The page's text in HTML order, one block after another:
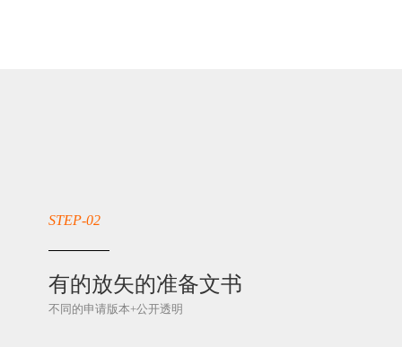
STEP-02
有的放矢的准备文书
不同的申请版本+公开透明